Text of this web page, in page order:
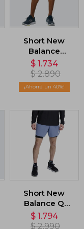
Short New
Balance
Impact Run -
Negro
$ 1.734
$ 2.890
40
Short New
Balance Q
Speed 6 Inch -
Azul
$ 1.794
$ 2.990